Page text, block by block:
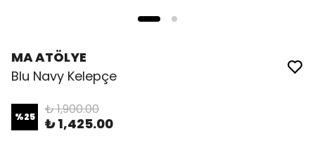
MA ATÖLYE
Blu Navy Kelepçe
%25 ₺ 1,900.00
₺ 1,425.00